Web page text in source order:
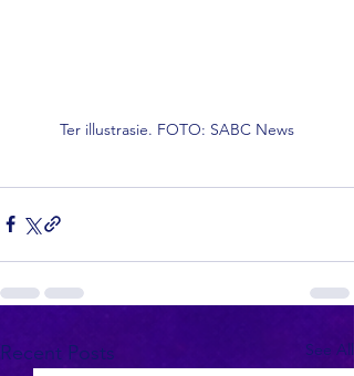
Ter illustrasie. FOTO: SABC News
Recent Posts See All